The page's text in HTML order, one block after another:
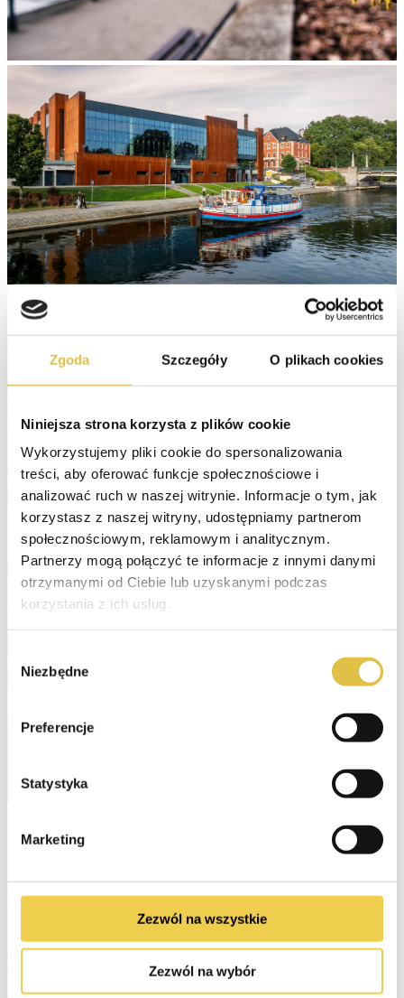
Zgoda Szczegóły O plikach cookies
Niniejsza strona korzysta z plików cookie
Wykorzystujemy pliki cookie do spersonalizowania
treści, aby oferować funkcje społecznościowe i
analizować ruch w naszej witrynie. Informacje o tym, jak
korzystasz z naszej witryny, udostępniamy partnerom
społecznościowym, reklamowym i analitycznym.
Partnerzy mogą połączyć te informacje z innymi danymi
otrzymanymi od Ciebie lub uzyskanymi podczas
korzystania z ich usług.
zgody
Niezbędne
Preferencje
Statystyka
Marketing
Zezwól na wszystkie
Zezwól na wybór